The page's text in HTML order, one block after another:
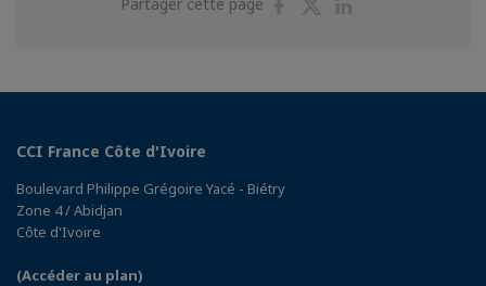
CCI France Côte d'Ivoire
Boulevard Philippe Grégoire Yacé - Biétry
Zone 4 / Abidjan
Côte d'Ivoire
(Accéder au plan)